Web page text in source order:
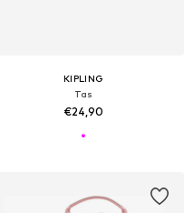
KIPLING
Tas
€24,90